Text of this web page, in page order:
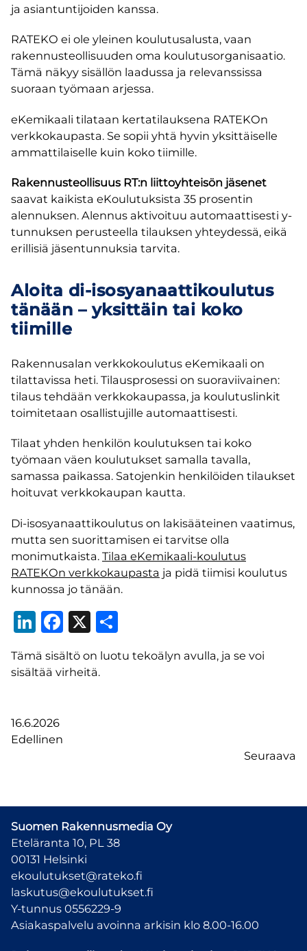
ja asiantuntijoiden kanssa.
RATEKO ei ole yleinen koulutusalusta, vaan
rakennusteollisuuden oma koulutusorganisaatio.
Tämä näkyy sisällön laadussa ja relevanssissa
suoraan työmaan arjessa.
eKemikaali tilataan kertatilauksena RATEKOn
verkkokaupasta. Se sopii yhtä hyvin yksittäiselle
ammattilaiselle kuin koko tiimille.
Rakennusteollisuus RT:n liittoyhteisön jäsenet
saavat kaikista eKoulutuksista 35 prosentin
alennuksen. Alennus aktivoituu automaattisesti y-
tunnuksen perusteella tilauksen yhteydessä, eikä
erillisiä jäsentunnuksia tarvita.
Aloita di-isosyanaattikoulutus
tänään – yksittäin tai koko
tiimille
Rakennusalan verkkokoulutus eKemikaali on
tilattavissa heti. Tilausprosessi on suoraviivainen:
tilaus tehdään verkkokaupassa, ja koulutuslinkit
toimitetaan osallistujille automaattisesti.
Tilaat yhden henkilön koulutuksen tai koko
työmaan väen koulutukset samalla tavalla,
samassa paikassa. Satojenkin henkilöiden tilaukset
hoituvat verkkokaupan kautta.
Di-isosyanaattikoulutus on lakisääteinen vaatimus,
mutta sen suorittamisen ei tarvitse olla
monimutkaista. Tilaa eKemikaali-koulutus
RATEKOn verkkokaupasta ja pidä tiimisi koulutus
kunnossa jo tänään.
LinkedIn
Facebook
X
Tämä sisältö on luotu tekoälyn avulla, ja se voi
sisältää virheitä.
16.6.2026
Edellinen
Seuraava
Suomen Rakennusmedia Oy
Eteläranta 10, PL 38
00131 Helsinki
ekoulutukset@rateko.fi
laskutus@ekoulutukset.fi
Y-tunnus 0556229-9
Asiakaspalvelu avoinna arkisin klo 8.00-16.00